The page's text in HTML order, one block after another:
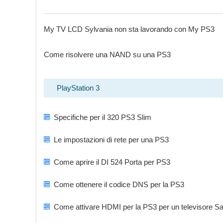
My TV LCD Sylvania non sta lavorando con My PS3
Come risolvere una NAND su una PS3
PlayStation 3
Specifiche per il 320 PS3 Slim
Le impostazioni di rete per una PS3
Come aprire il DI 524 Porta per PS3
Come ottenere il codice DNS per la PS3
Come attivare HDMI per la PS3 per un televisore